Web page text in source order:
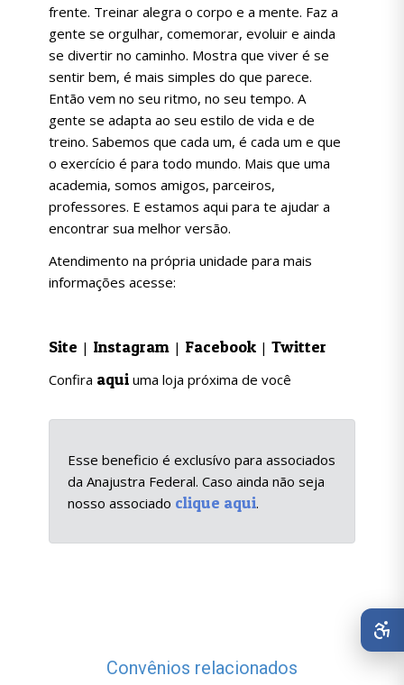
frente. Treinar alegra o corpo e a mente. Faz a
gente se orgulhar, comemorar, evoluir e ainda
se divertir no caminho. Mostra que viver é se
sentir bem, é mais simples do que parece.
Então vem no seu ritmo, no seu tempo. A
gente se adapta ao seu estilo de vida e de
treino. Sabemos que cada um, é cada um e que
o exercício é para todo mundo. Mais que uma
academia, somos amigos, parceiros,
professores. E estamos aqui para te ajudar a
encontrar sua melhor versão.
Atendimento na própria unidade para mais
informações acesse:
Site | Instagram | Facebook | Twitter
Confira aqui uma loja próxima de você
Esse beneficio é exclusívo para associados
da Anajustra Federal. Caso ainda não seja
nosso associado clique aqui.
Convênios relacionados